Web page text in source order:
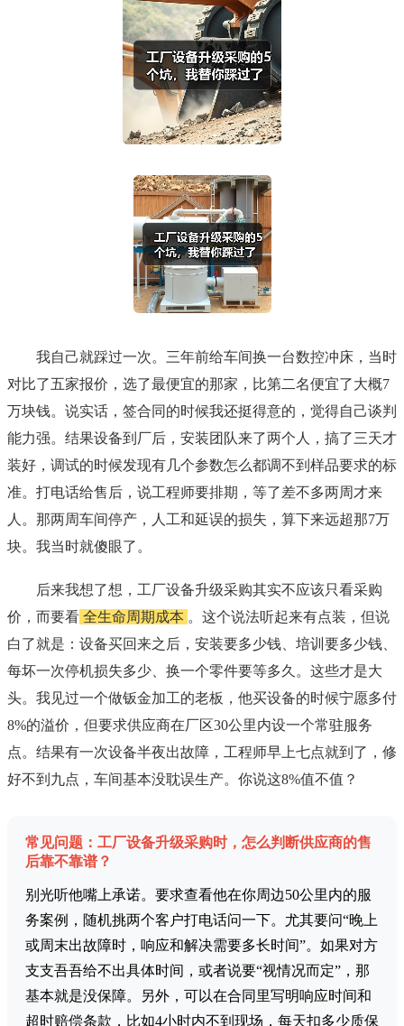
我自己就踩过一次。三年前给车间换一台数控冲床，当时
对比了五家报价，选了最便宜的那家，比第二名便宜了大概7
万块钱。说实话，签合同的时候我还挺得意的，觉得自己谈判
能力强。结果设备到厂后，安装团队来了两个人，搞了三天才
装好，调试的时候发现有几个参数怎么都调不到样品要求的标
准。打电话给售后，说工程师要排期，等了差不多两周才来
人。那两周车间停产，人工和延误的损失，算下来远超那7万
块。我当时就傻眼了。
后来我想了想，工厂设备升级采购其实不应该只看采购
价，而要看 全生命周期成本 。这个说法听起来有点装，但说
白了就是：设备买回来之后，安装要多少钱、培训要多少钱、
每坏一次停机损失多少、换一个零件要等多久。这些才是大
头。我见过一个做钣金加工的老板，他买设备的时候宁愿多付
8%的溢价，但要求供应商在厂区30公里内设一个常驻服务
点。结果有一次设备半夜出故障，工程师早上七点就到了，修
好不到九点，车间基本没耽误生产。你说这8%值不值？
常见问题：工厂设备升级采购时，怎么判断供应商的售
后靠不靠谱？
别光听他嘴上承诺。要求查看他在你周边50公里内的服
务案例，随机挑两个客户打电话问一下。尤其要问“晚上
或周末出故障时，响应和解决需要多长时间”。如果对方
支支吾吾给不出具体时间，或者说要“视情况而定”，那
基本就是没保障。另外，可以在合同里写明响应时间和
超时赔偿条款，比如4小时内不到现场，每天扣多少质保